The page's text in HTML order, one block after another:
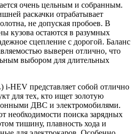
очень цельным и собранным.
раскачки отрабатывает
не допуская пробоев. В
кузова остаются в разумных
сцепление с дорогой. Баланс
выверен отлично, что
выбором для длительных
HEV представляет собой отлично
для тех, кто ищет золотую
ДВС и электромобилями.
необходимости поиска зарядных
тишину, плавность хода и